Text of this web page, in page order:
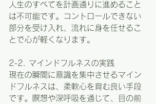
人生のすべてを計画通りに進めること
は不可能です。コントロールできない
部分を受け入れ、流れに身を任せるこ
とで心が軽くなります。
2-2. マインドフルネスの実践
現在の瞬間に意識を集中させるマイン
ドフルネスは、柔軟心を育む良い手段
です。瞑想や深呼吸を通じて、目の前